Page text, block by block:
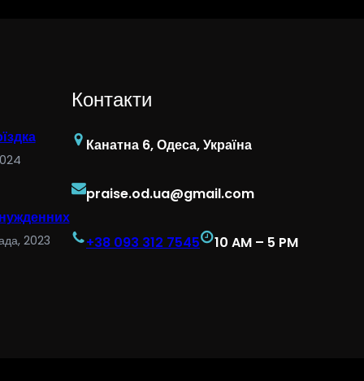
2023
Контакти
Канатна 6, Одеса, Україна
praise.od.ua@gmail.com
+38 093 312 7545 10 AM – 5 PM